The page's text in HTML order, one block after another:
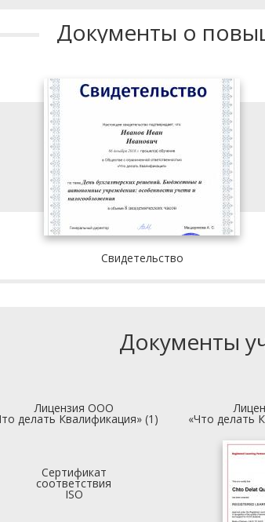
Документы о
Свидетельство
Документы
Лицензия ООО
делать Квалификация» (1) «Что делать
Сертификат
соответствия
ISO